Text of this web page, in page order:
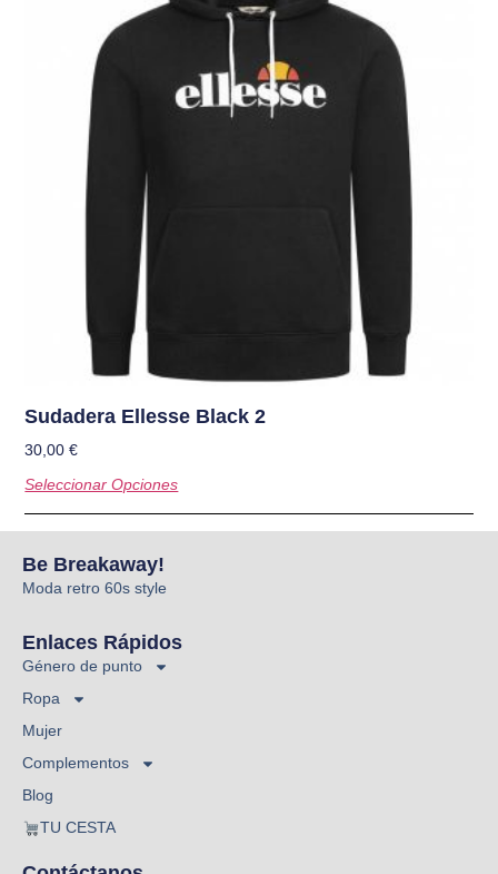
Sudadera Ellesse Black 2
30,00€
Seleccionar Opciones
Be Breakaway!
Moda retro 60s style
Enlaces Rápidos
Género de punto
Ropa
Mujer
Complementos
Blog
TU CESTA